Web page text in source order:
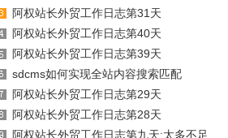
阿权站长外贸工作日志第31天
阿权站长外贸工作日志第40天
阿权站长外贸工作日志第39天
sdcms如何实现全站内容搜索匹配
阿权站长外贸工作日志第29天
阿权站长外贸工作日志第28天
阿权站长外贸工作日志第九天:太多不足